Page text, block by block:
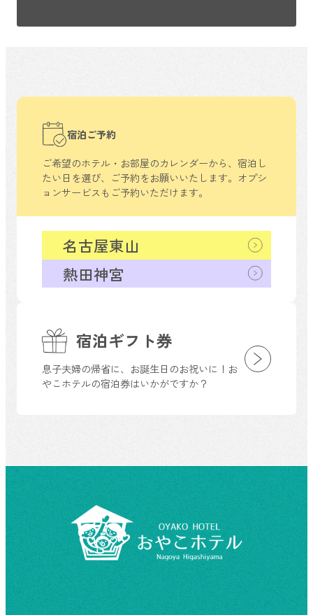
宿泊ギフト券
息子夫婦の帰省に、お誕生日のお祝いに！お
やこホテルの宿泊券はいかがですか？
宿泊ご予約
ご希望のホテル・お部屋のカレンダーから、 宿泊し
たい日を選び、ご予約をお願いいたします。 オプシ
ョンサービスもご予約いただけます。
熱田神宮
名古屋東山